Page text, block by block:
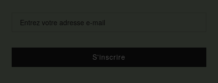
S'inscrire